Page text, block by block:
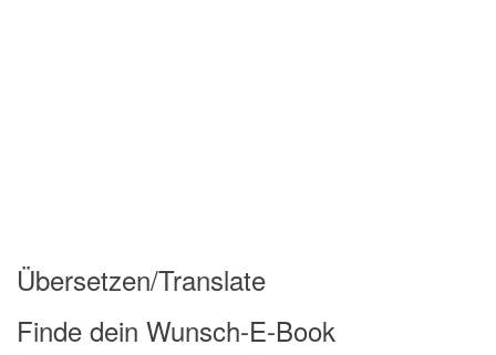
Übersetzen/Translate
Finde dein Wunsch-E-Book